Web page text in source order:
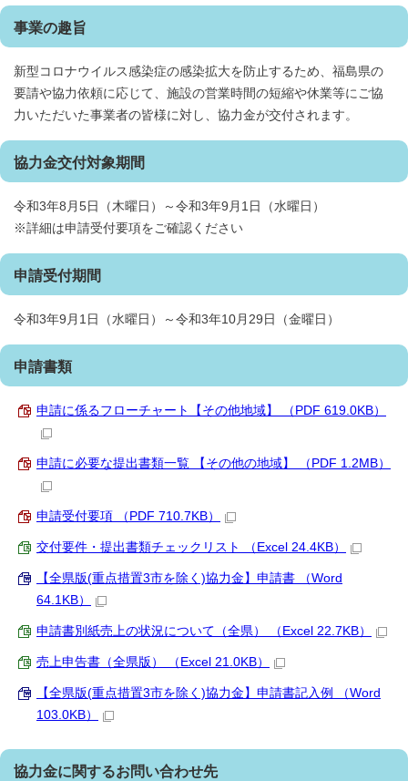
事業の趣旨
新型コロナウイルス感染症の感染拡大を防止するため、福島県の
要請や協力依頼に応じて、施設の営業時間の短縮や休業等にご協
力いただいた事業者の皆様に対し、協力金が交付されます。
協力金交付対象期間
令和3年8月5日（木曜日）～令和3年9月1日（水曜日）
※詳細は申請受付要項をご確認ください
申請受付期間
令和3年9月1日（水曜日）～令和3年10月29日（金曜日）
申請書類
申請に係るフローチャート【その他地域】 （PDF 619.0KB）
申請に必要な提出書類一覧 【その他の地域】 （PDF 1.2MB）
申請受付要項 （PDF 710.7KB）
交付要件・提出書類チェックリスト （Excel 24.4KB）
【全県版(重点措置3市を除く)協力金】申請書 （Word
64.1KB）
申請書別紙売上の状況について（全県） （Excel 22.7KB）
売上申告書（全県版） （Excel 21.0KB）
【全県版(重点措置3市を除く)協力金】申請書記入例 （Word
103.0KB）
協力金に関するお問い合わせ先